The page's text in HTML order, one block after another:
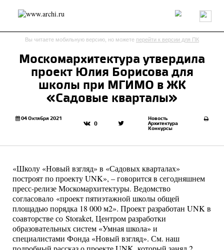
Россия Мир Технологии Интерьер Пресса
Архитекторы
send.project Анонсы конкурсов
Блог
Интервью
Мнение
Объект
Результаты конкурса
Репортаж
Архитектура
Интерьер
Вы читаете мобильную версию, но можете перейти к версии для ПК
Москомархитектура утвердила
проект Юлия Борисова для
школы при МГИМО в ЖК
«Садовые кварталы»
04 Октября 2021
0
Новость
Архитектура
Конкурсы
«Школу «Новый взгляд» в «Садовых кварталах»
построят по проекту UNK», – говорится в сегодняшнем
пресс-релизе Москомархитектуры. Ведомство
согласовало «проект пятиэтажной школы общей
площадью порядка 18 000 м2». Проект разработан UNK в
соавторстве со Storaket, Центром разработки
образовательных систем «Умная школа» и
специалистами Фонда «Новый взгляд». См. наш